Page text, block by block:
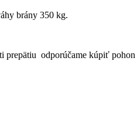
brány 350 kg.
prepätiu odporúčame kúpiť pohon